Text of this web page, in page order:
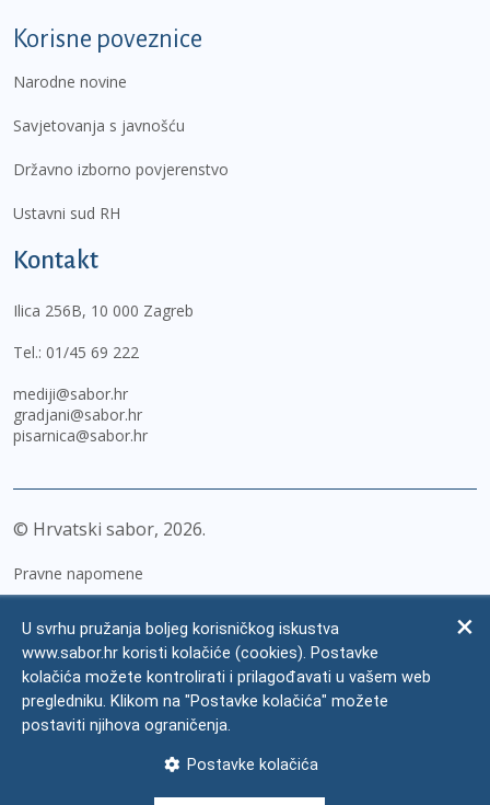
Korisne poveznice
Narodne novine
Savjetovanja s javnošću
Državno izborno povjerenstvo
Ustavni sud RH
Kontakt
Ilica 256B, 10 000 Zagreb
Tel.: 01/45 69 222
mediji@sabor.hr
gradjani@sabor.hr
pisarnica@sabor.hr
© Hrvatski sabor, 2026
Pravne napomene
Zaštita osobnih podataka
Impressum
Česta pitanja
U svrhu pružanja boljeg korisničkog iskustva
www.sabor.hr koristi kolačiće (cookies). Postavke
kolačića možete kontrolirati i prilagođavati u vašem web
pregledniku. Klikom na "Postavke kolačića" možete
postaviti njihova ograničenja.
Postavke kolačića